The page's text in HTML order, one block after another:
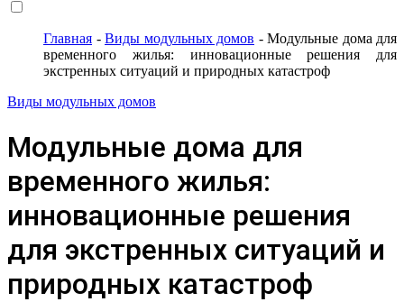
Главная - Виды модульных домов - Модульные дома для
временного жилья: инновационные решения для
экстренных ситуаций и природных катастроф
Виды модульных домов
Модульные дома для
временного жилья:
инновационные решения
для экстренных ситуаций и
природных катастроф